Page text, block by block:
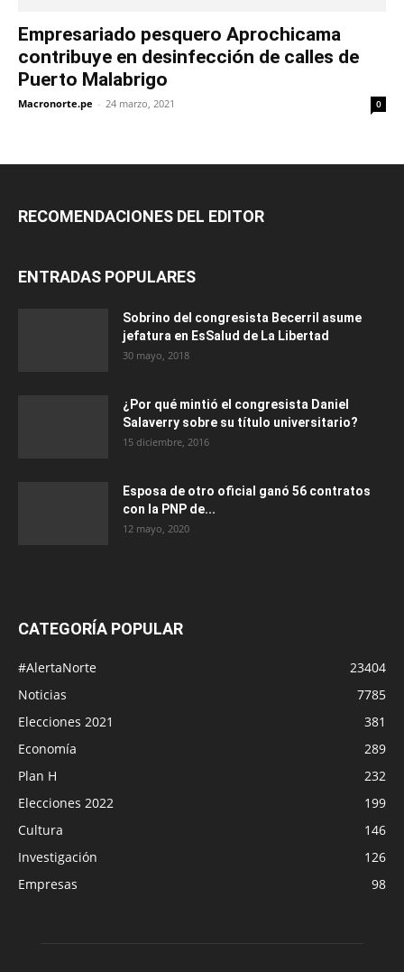
Empresariado pesquero Aprochicama
contribuye en desinfección de calles de
Puerto Malabrigo
Macronorte.pe - 24 marzo, 2021 0
RECOMENDACIONES DEL EDITOR
ENTRADAS POPULARES
Sobrino del congresista Becerril asume
jefatura en EsSalud de La Libertad
30 mayo, 2018
¿Por qué mintió el congresista Daniel
Salaverry sobre su título universitario?
15 diciembre, 2016
Esposa de otro oficial ganó 56 contratos
con la PNP de...
12 mayo, 2020
CATEGORÍA POPULAR
#AlertaNorte
23404
Noticias
7785
Elecciones 2021
381
Economía
289
Plan H
232
Elecciones 2022
199
Cultura
146
Investigación
126
Empresas
98